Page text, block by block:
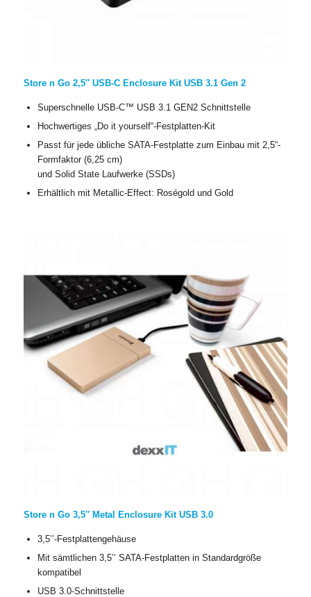
Store n Go 2,5″ USB-C Enclosure Kit USB 3.1 Gen 2
Superschnelle USB-C™ USB 3.1 GEN2 Schnittstelle
Hochwertiges „Do it yourself“-Festplatten-Kit
Passt für jede übliche SATA-Festplatte zum Einbau mit 2,5“-
Formfaktor (6,25 cm)
und Solid State Laufwerke (SSDs)
Erhältlich mit Metallic-Effect: Roségold und Gold
Store n Go 3,5″ Metal Enclosure Kit USB 3.0
3,5’’-Festplattengehäuse
Mit sämtlichen 3,5’’ SATA-Festplatten in Standardgröße
kompatibel
USB 3.0-Schnittstelle